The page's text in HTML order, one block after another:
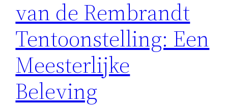
van de Rembrandt
Tentoonstelling: Een
Meesterlijke
Beleving